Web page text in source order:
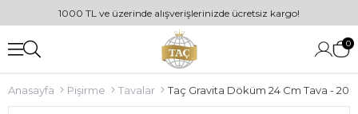
1000 TL ve üzerinde alışverişlerinizde ücretsiz kargo!
0
Anasayfa Pişirme Tavalar